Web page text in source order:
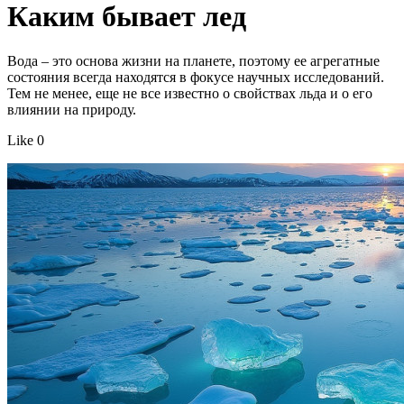
Каким бывает лед
Вода – это основа жизни на планете, поэтому ее агрегатные
состояния всегда находятся в фокусе научных исследований.
Тем не менее, еще не все известно о свойствах льда и о его
влиянии на природу.
Like 0